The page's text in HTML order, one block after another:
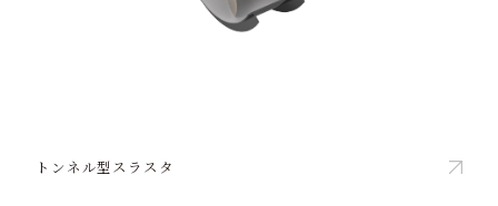
トンネル型スラスタ